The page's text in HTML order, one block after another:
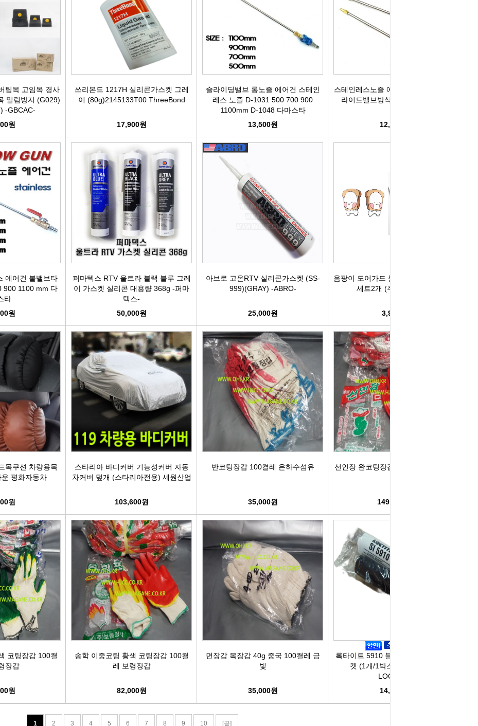
터보차져
팀목 고임목 경사
밀림방지 (G029)
-GBCAC-
원
쓰리본드 1217H 실리콘가스켓 그레
이 (80g)2145133T00 ThreeBond
17,900원
슬라이딩밸브 롱노즐 에어건 스테인
레스 노즐 D-1031 500 700 900
1100mm D-1048 다마스타
13,500원
스테인레스노즐 에어건 볼밸브방식 슬
라이드밸브방식 D-1049 다마스타
12,000원
에어건 볼밸브타
900 1100 mm 다
타
원
퍼마텍스 RTV 울트라 블랙 블루 그레
이 가스켓 실리콘 대용량 368g -퍼마
텍스-
50,000원
아브로 고온RTV 실리콘가스켓 (SS-
999)(GRAY) -ABRO-
25,000원
옴팡이 도어가드 문콕방지 식빵 하트 1
세트2개 (주)평화자동차
3,900원
목쿠션 차량용목
평화자동차
원
스타리아 바디커버 기능성커버 자동
차커버 덮개 (스타리아전용) 세원산업
103,600원
반코팅장갑 100켤레 은하수섬유
35,000원
선인장 완코팅장갑 100켤레 보령장갑
149,000원
코팅장갑 100켤
장갑
원
송학 이중코팅 황색 코팅장갑 100켤
레 보령장갑
82,000원
면장갑 목장갑 40g 중국 100켤레 금
빛
35,000원
록타이트 5910 블랙 RTV 실리콘가스
켓 (1개/1박스12개) (50ml) -
LOCTITE-
14,500원
1 2 3 4 5 6 7 8 9 10 [끝]